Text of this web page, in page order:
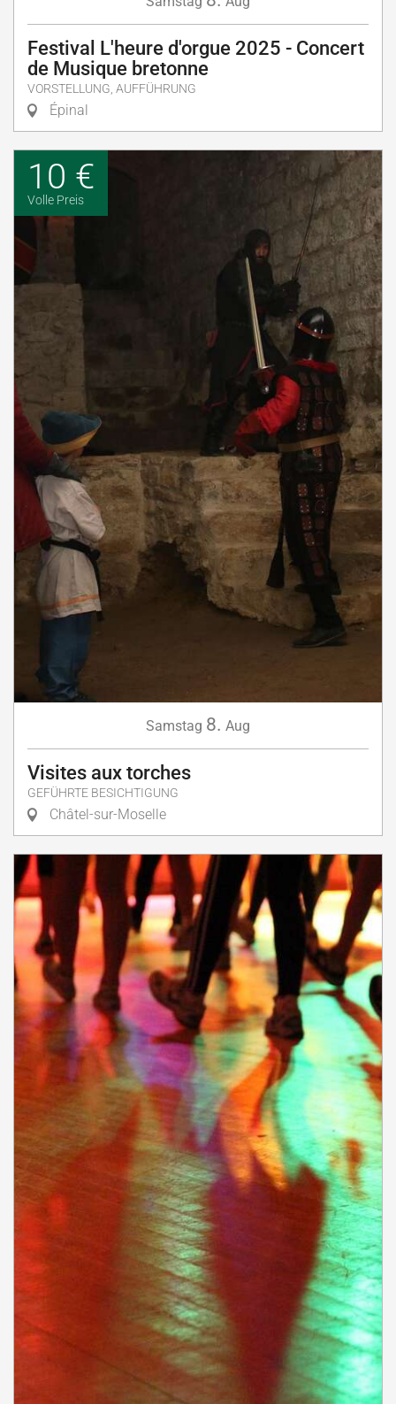
Festival L'heure d'orgue 2025 - Concert
de Musique bretonne
VORSTELLUNG, AUFFÜHRUNG
Épinal
10 €
Volle Preis
Samstag 8. Aug
Visites aux torches
GEFÜHRTE BESICHTIGUNG
Châtel-sur-Moselle